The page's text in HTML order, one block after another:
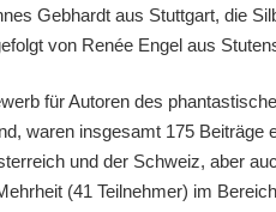
Gebhardt aus Stuttgart, die
von Renée Engel aus
für Autoren des
waren insgesamt 175 Beiträge
und der Schweiz, aber
(41 Teilnehmer) im